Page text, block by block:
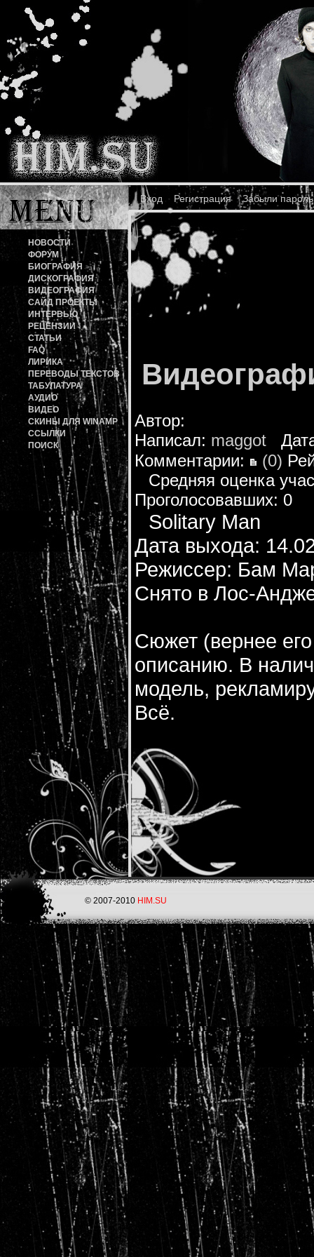
Вход Регистрация Забыли
НОВОСТИ
ФОРУМ
БИОГРАФИЯ
ДИСКОГРАФИЯ
ВИДЕОГРАФИЯ
САЙД ПРОЕКТЫ
ИНТЕРВЬЮ
РЕЦЕНЗИИ
СТАТЬИ
FAQ
ЛИРИКА
ПЕРЕВОДЫ ТЕКСТОВ
ТАБУЛАТУРА
АУДИО
ВИДЕО
СКИНЫ ДЛЯ WINAMP
ССЫЛКИ
ПОИСК
Автор:
Написал: maggot
Комментарии:
(0)
Средняя оценка
Проголосовавших: 0
Solitary Man
Дата выхода:
Режиссер: Бам
Снято в Лос-
Сюжет (вернее
описанию. В
модель,
Всё.
© 2007-2010 HIM.SU